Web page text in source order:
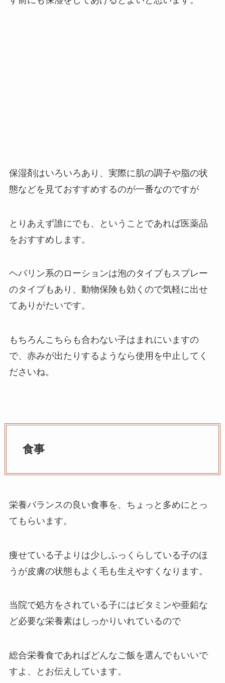
保湿剤はいろいろあり、実際に肌の調子や脂の状
態などを見ておすすめするのが一番なのですが
とりあえず誰にでも、ということであれば医薬品
をおすすめします。
ヘパリン系のローションは泡のタイプもスプレー
のタイプもあり、動物保険も効くので気軽に出せ
てありがたいです。
もちろんこちらも合わない子はまれにいますの
で、赤みが出たりするようなら使用を中止してく
ださいね。
食事
栄養バランスの良い食事を、ちょっと多めにとっ
てもらいます。
痩せている子よりは少しふっくらしている子のほ
うが皮膚の状態もよく毛も生えやすくなります。
当院で処方をされている子にはビタミンや亜鉛な
ど必要な栄養素はしっかりいれているので
総合栄養食であればどんなご飯を選んでもいいで
すよ、とお伝えしています。